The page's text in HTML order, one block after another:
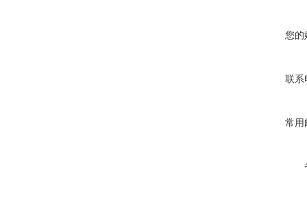
您的
联系
常用